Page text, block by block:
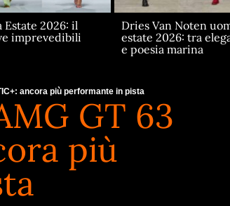
Estate 2026: il
imprevedibili
Dries Van Noten
estate 2026: tra
e poesia marina
ancora più performante in pista
GT 63
più